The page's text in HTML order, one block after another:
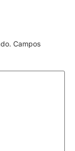
Campos